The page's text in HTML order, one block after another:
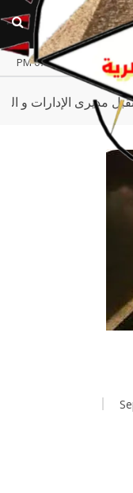
أخر تحديث 07:02:21 PM
مديرى الإدارات